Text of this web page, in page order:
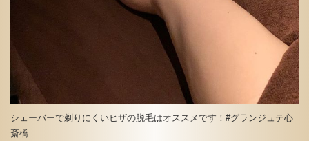
シェーバーで剃りにくいヒザの脱毛はオススメです！#グランジュテ心
斎橋